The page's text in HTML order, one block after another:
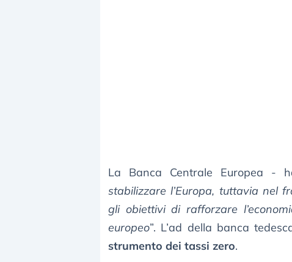
La Banca Centrale Europea -
stabilizzare l’Europa, tuttavia nel
gli obiettivi di rafforzare
europeo”. L’ad della banca
strumento dei tassi zero.